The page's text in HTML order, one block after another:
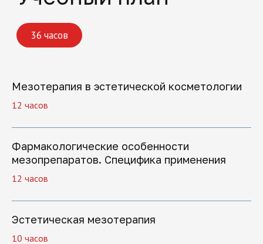
Мезотерапия в эстетической косметологии
12 часов
Фармакологические особенности
мезопрепаратов. Специфика применения
12 часов
Эстетическая мезотерапия
10 часов
выбрать, оставьте заявку, и мы
Поможем решить
все вопросы